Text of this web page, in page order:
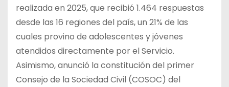
realizada en 2025, que recibió 1.464 respuestas
desde las 16 regiones del país, un 21% de las
cuales provino de adolescentes y jóvenes
atendidos directamente por el Servicio.
Asimismo, anunció la constitución del primer
Consejo de la Sociedad Civil (COSOC) del